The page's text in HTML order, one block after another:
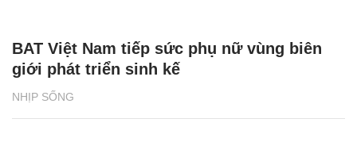
NHỊP SỐNG
BAT Việt Nam tiếp sức phụ nữ vùng biên
giới phát triển sinh kế